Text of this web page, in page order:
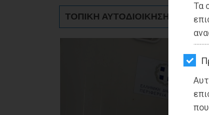
Τα
ΤΟΠΙΚΗ ΑΥΤΟΔΙΟΙΚΗΣΗ - Αττική